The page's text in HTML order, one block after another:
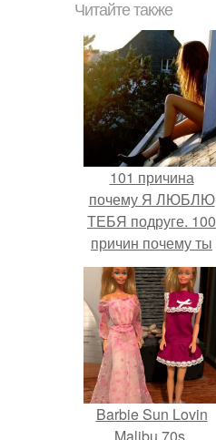
Читайте также
101 причина
почему Я ЛЮБЛЮ
ТЕБЯ подруге. 100
причин почему ты
моя лучшая
подруга.
Barbie Sun Lovin